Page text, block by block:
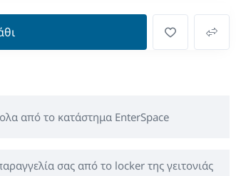
από το κατάστημα EnterSpace
σας από το locker της γειτονιάς